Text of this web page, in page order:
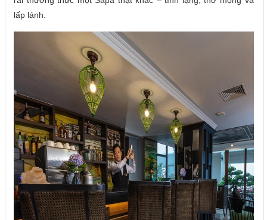
lấp lánh.